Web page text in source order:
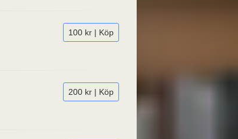
100 kr | Köp
200 kr | Köp